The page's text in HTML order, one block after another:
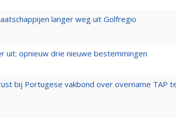
langer weg uit Golfregio
uit: opnieuw drie nieuwe bestemmingen
bij Portugese vakbond over overname TAP